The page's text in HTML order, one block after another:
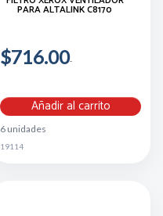
PARA ALTALINK C8170
$716.00
Añadir al carrito
6 unidades
19114